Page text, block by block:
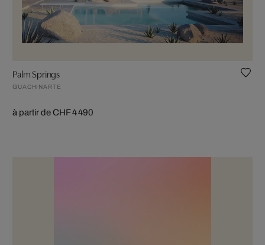
Palm Springs
GUACHINARTE
à partir de CHF 4 490